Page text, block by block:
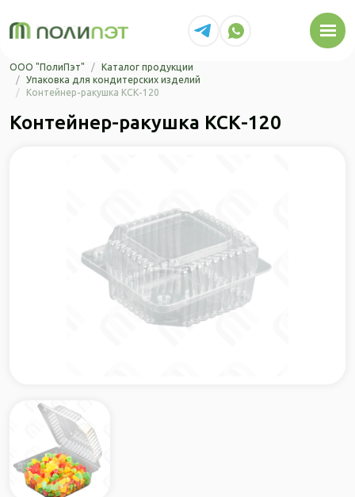
ООО "ПолиПэт"
Каталог продукции
Упаковка для кондитерских изделий
Контейнер-ракушка КСК-120
Контейнер-ракушка КСК-120